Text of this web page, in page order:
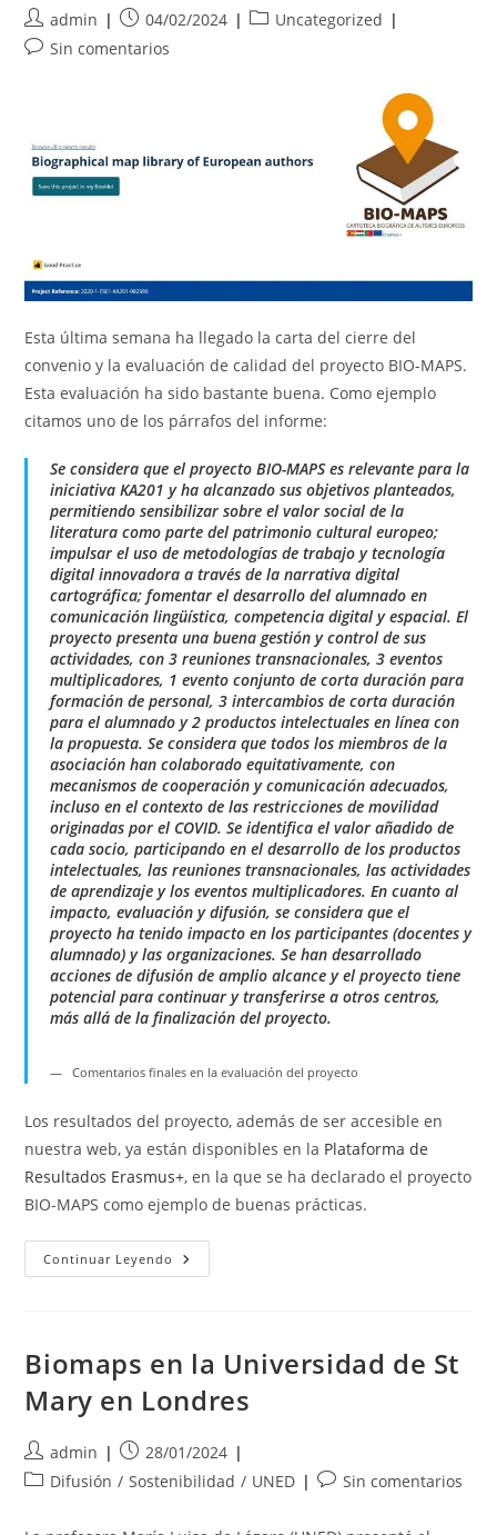
Autor
de
admin
Publicación
de
04/02/2024
Categoría
Uncategorized
Comentarios
Sin comentarios
Esta última semana ha llegado la carta del cierre del
convenio y la evaluación de calidad del proyecto BIO-MAPS.
Esta evaluación ha sido bastante buena. Como ejemplo
citamos uno de los párrafos del informe:
Se considera que el proyecto BIO-MAPS es relevante para la
iniciativa KA201 y ha alcanzado sus objetivos planteados,
permitiendo sensibilizar sobre el valor social de la
literatura como parte del patrimonio cultural europeo;
impulsar el uso de metodologías de trabajo y tecnología
digital innovadora a través de la narrativa digital
cartográfica; fomentar el desarrollo del alumnado en
comunicación lingüística, competencia digital y espacial. El
proyecto presenta una buena gestión y control de sus
actividades, con 3 reuniones transnacionales, 3 eventos
multiplicadores, 1 evento conjunto de corta duración para
formación de personal, 3 intercambios de corta duración
para el alumnado y 2 productos intelectuales en línea con
la propuesta. Se considera que todos los miembros de la
asociación han colaborado equitativamente, con
mecanismos de cooperación y comunicación adecuados,
incluso en el contexto de las restricciones de movilidad
originadas por el COVID. Se identifica el valor añadido de
cada socio, participando en el desarrollo de los productos
intelectuales, las reuniones transnacionales, las actividades
de aprendizaje y los eventos multiplicadores. En cuanto al
impacto, evaluación y difusión, se considera que el
proyecto ha tenido impacto en los participantes (docentes y
alumnado) y las organizaciones. Se han desarrollado
acciones de difusión de amplio alcance y el proyecto tiene
potencial para continuar y transferirse a otros centros,
más allá de la finalización del proyecto.
Comentarios finales en la evaluación del proyecto
Los resultados del proyecto, además de ser accesible en
nuestra web, ya están disponibles en la Plataforma de
Resultados Erasmus+, en la que se ha declarado el proyecto
BIO-MAPS como ejemplo de buenas prácticas.
Continuar Leyendo BIO-
MAPS,
Biomaps en la Universidad de St
Mary en Londres
Autor
de
admin
Publicación
de
28/01/2024
Categoría
Difusión / Sostenibilidad / UNED
Comentarios
Sin comentarios